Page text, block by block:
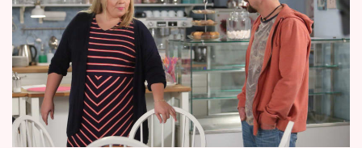
Vztahy
Seriály
Horoskopy
Sledujte prima+